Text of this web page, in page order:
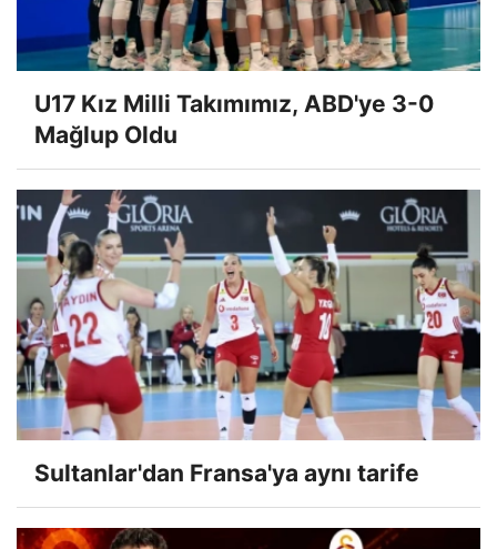
U17 Kız Milli Takımımız, ABD'ye 3-0
Mağlup Oldu
Sultanlar'dan Fransa'ya aynı tarife